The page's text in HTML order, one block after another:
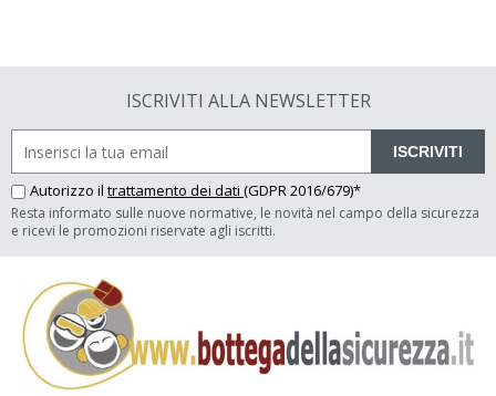
ISCRIVITI ALLA NEWSLETTER
ISCRIVITI
Autorizzo il trattamento dei dati (GDPR 2016/679)*
Resta informato sulle nuove normative, le novità nel campo della sicurezza
e ricevi le promozioni riservate agli iscritti.